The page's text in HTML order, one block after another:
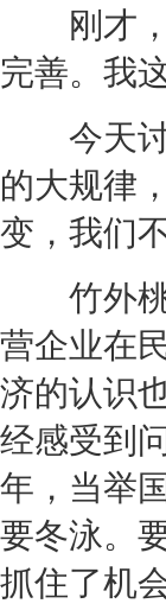
刚才，
完善。我
今天讨
的大规律
变，我们
竹外桃
营企业在
济的认识
经感受到
年，当举
要冬泳。
抓住了机